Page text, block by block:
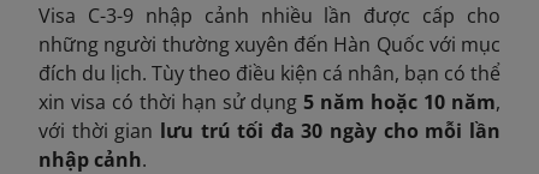
Visa C-3-9 nhập cảnh nhiều lần được cấp cho
những người thường xuyên đến Hàn Quốc với mục
đích du lịch. Tùy theo điều kiện cá nhân, bạn có thể
xin visa có thời hạn sử dụng5 năm hoặc 10 năm,
với thời gian lưu trú tối đa 30 ngày cho mỗi lần
nhập cảnh.